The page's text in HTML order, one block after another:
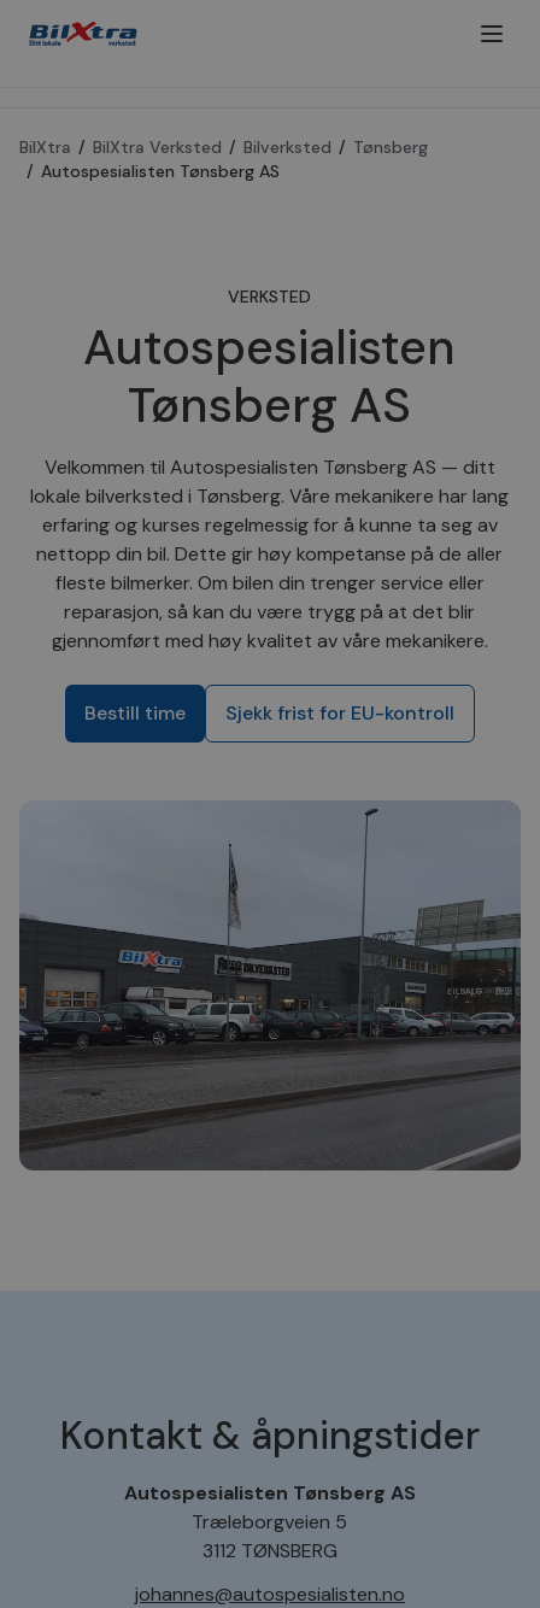
BilXtra / BilXtra Verksted / Bilverksted / Tønsberg
/ Autospesialisten Tønsberg AS
VERKSTED
Autospesialisten
Tønsberg AS
Velkommen til Autospesialisten Tønsberg AS — ditt
lokale bilverksted i Tønsberg. Våre mekanikere har lang
erfaring og kurses regelmessig for å kunne ta seg av
nettopp din bil. Dette gir høy kompetanse på de aller
fleste bilmerker. Om bilen din trenger service eller
reparasjon, så kan du være trygg på at det blir
gjennomført med høy kvalitet av våre mekanikere.
Bestill time Sjekk frist for EU-kontroll
Kontakt & åpningstider
Autospesialisten Tønsberg AS
Træleborgveien 5
3112 TØNSBERG
johannes@autospesialisten.no